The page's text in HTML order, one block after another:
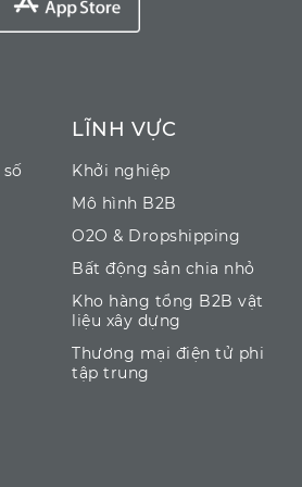
LĨNH VỰC
Khởi nghiệp
Mô hình B2B
O2O & Dropshipping
Bất động sản chia nhỏ
Kho hàng tổng B2B vật
liệu xây dựng
Thương mại điện tử phi
tập trung